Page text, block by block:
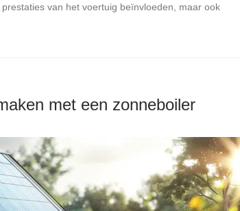
van het voertuig beïnvloeden, maar ook
met een zonneboiler